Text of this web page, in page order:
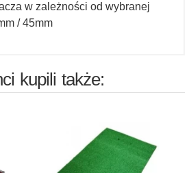
w zależności od wybranej
/ 45mm
kupili także: